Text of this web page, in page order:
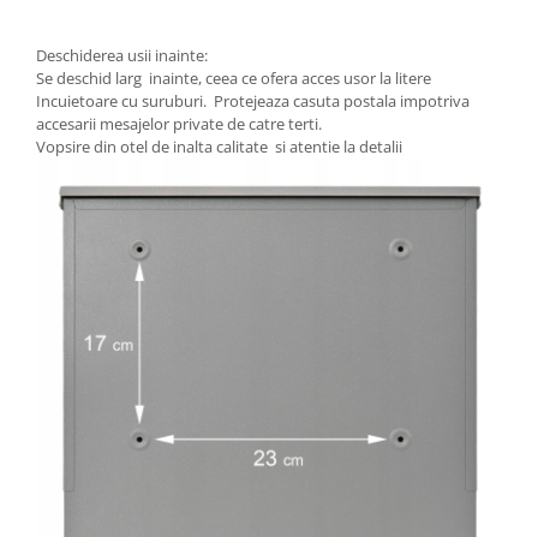
Deschiderea usii inainte:
Se deschid larg inainte, ceea ce ofera acces usor la litere
Incuietoare cu suruburi. Protejeaza casuta postala impotriva
accesarii mesajelor private de catre terti.
Vopsire din otel de inalta calitate si atentie la detalii